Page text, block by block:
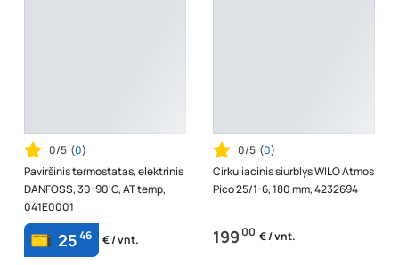
0/5 (0)
Paviršinis termostatas, elektrinis
DANFOSS, 30-90'C, AT temp,
041E0001
2546 € / vnt.
0/5 (0)
Cirkuliacinis siurblys WILO Atmos
Pico 25/1-6, 180 mm, 4232694
19900 € / vnt.